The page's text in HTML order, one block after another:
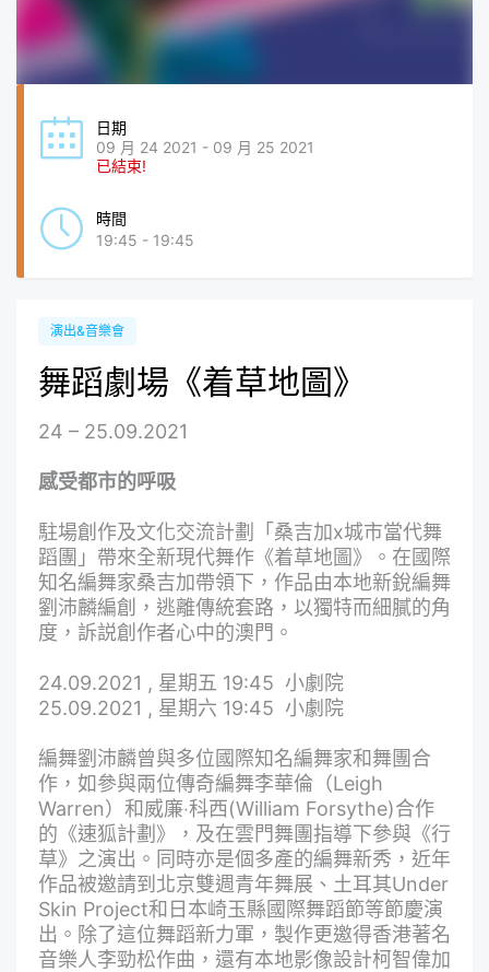
日期
09 月 24 2021 - 09 月 25 2021
已結束!
時間
19:45 - 19:45
演出&音樂會
舞蹈劇場《着草地圖》
24 – 25.09.2021
感受都市的呼吸
駐場創作及文化交流計劃「桑吉加x城市當代舞
蹈團」帶來全新現代舞作《着草地圖》。在國際
知名編舞家桑吉加帶領下，作品由本地新銳編舞
劉沛麟編創，逃離傳統套路，以獨特而細膩的角
度，訴説創作者心中的澳門。
24.09.2021 , 星期五 19:45 小劇院
25.09.2021 , 星期六 19:45 小劇院
編舞劉沛麟曾與多位國際知名編舞家和舞團合
作，如參與兩位傳奇編舞李華倫（Leigh
Warren）和威廉‧科西(William Forsythe)合作
的《速狐計劃》，及在雲門舞團指導下參與《行
草》之演出。同時亦是個多產的編舞新秀，近年
作品被邀請到北京雙週青年舞展、土耳其Under
Skin Project和日本崎玉縣國際舞蹈節等節慶演
出。除了這位舞蹈新力軍，製作更邀得香港著名
音樂人李勁松作曲，還有本地影像設計柯智偉加